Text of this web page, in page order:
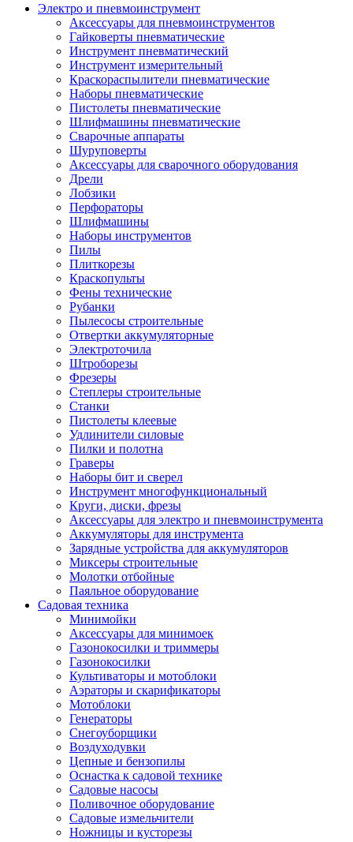
Инструмент ручной
Лопаты
Садово-посадочные инструменты
Садовые ножницы
Садовые пилы и ножи
Секаторы и сучкорезы
Топоры
Баллоны газовые
Мангалы и коптильни
Мебель для сада
Ножницы по металлу
Тележки садовые
Автомобильная техника
Автозвук
Автомагнитолы
Колонки
Усилители
Модуляторы fm
Аксессуары
Электроника
Видеорегистраторы
Радар-детекторы
Парковочные радары
Навигаторы и аксессуары
Навигаторы
Камеры заднего вида
Автомобильные антенны
Сигнализации автомобильные
Телевизоры и мониторы автомобильные
Аксессуары
Автолампы
Автомобильные провода, кабели,
Автомобильный инструмент
Автохимия
Аккумуляторы, зарядные устройства,
Домкраты
Компрессоры и манометры
Разветвители и адаптеры прикуривателя
Термохолодильники
Шумоизоляция
Щетки стеклоочистителей
Прочие аксессуары для автомобилей
Велосипеды и самокаты
Электротранспорт
Радиоуправляемые модели
Аксессуары для велосипедов
аксессуары для радиоуправляемых моделей
Расходные материалы
Бумага разная
Бумага для офисной техники
Бумага для профессиональной печати
Фотобумага
Наклейки
Электро и пневмоинструмент
Аксессуары для пневмоинструментов
Гайковерты пневматические
Инструмент пневматический
Инструмент измерительный
Краскораспылители пневматические
Наборы пневматические
Пистолеты пневматические
Шлифмашины пневматические
Сварочные аппараты
Шуруповерты
Аксессуары для сварочного оборудования
Дрели
Лобзики
Перфораторы
Шлифмашины
Наборы инструментов
Пилы
Плиткорезы
Краскопульты
Фены технические
Рубанки
Пылесосы строительные
Отвертки аккумуляторные
Электроточила
Штроборезы
Фрезеры
Степлеры строительные
Станки
Пистолеты клеевые
Удлинители силовые
Пилки и полотна
Граверы
Наборы бит и сверел
Инструмент многофункциональный
Круги, диски, фрезы
Аксессуары для электро и пневмоинструмента
Аккумуляторы для инструмента
Зарядные устройства для аккумуляторов
Миксеры строительные
Молотки отбойные
Паяльное оборудование
Садовая техника
Минимойки
Аксессуары для минимоек
Газонокосилки и триммеры
Газонокосилки
Культиваторы и мотоблоки
Аэраторы и скарификаторы
Мотоблоки
Генераторы
Снегоуборщики
Воздуходувки
Цепные и бензопилы
Оснастка к садовой технике
Садовые насосы
Поливочное оборудование
Садовые измельчители
Ножницы и кусторезы